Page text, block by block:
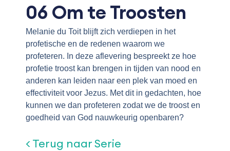
06 Om te Troosten
Melanie du Toit blijft zich verdiepen in het
profetische en de redenen waarom we
profeteren. In deze aflevering bespreekt ze hoe
profetie troost kan brengen in tijden van nood en
anderen kan leiden naar een plek van moed en
effectiviteit voor Jezus. Met dit in gedachten, hoe
kunnen we dan profeteren zodat we de troost en
goedheid van God nauwkeurig openbaren?
< Terug naar Serie